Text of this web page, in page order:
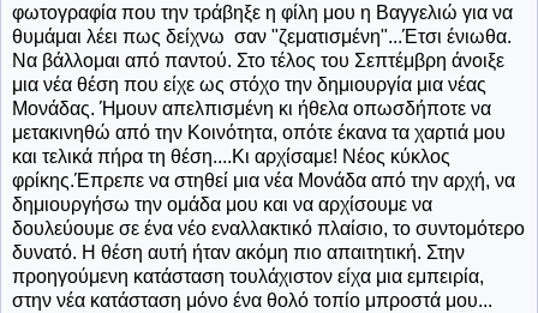
φωτογραφία που την τράβηξε η φίλη μου η Βαγγελιώ για να
θυμάμαι λέει πως δείχνω σαν "ζεματισμένη"...Έτσι ένιωθα.
Να βάλλομαι από παντού. Στο τέλος του Σεπτέμβρη άνοιξε
μια νέα θέση που είχε ως στόχο την δημιουργία μια νέας
Μονάδας. Ήμουν απελπισμένη κι ήθελα οπωσδήποτε να
μετακινηθώ από την Κοινότητα, οπότε έκανα τα χαρτιά μου
και τελικά πήρα τη θέση....Κι αρχίσαμε! Νέος κύκλος
φρίκης.Έπρεπε να στηθεί μια νέα Μονάδα από την αρχή, να
δημιουργήσω την ομάδα μου και να αρχίσουμε να
δουλεύουμε σε ένα νέο εναλλακτικό πλαίσιο, το συντομότερο
δυνατό. Η θέση αυτή ήταν ακόμη πιο απαιτητική. Στην
προηγούμενη κατάσταση τουλάχιστον είχα μια εμπειρία,
στην νέα κατάσταση μόνο ένα θολό τοπίο μπροστά μου...